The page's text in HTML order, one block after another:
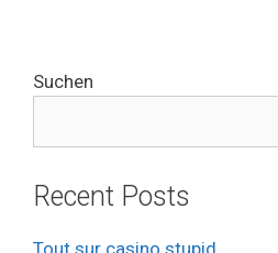
Suchen
Recent Posts
Tout sur casino stupid